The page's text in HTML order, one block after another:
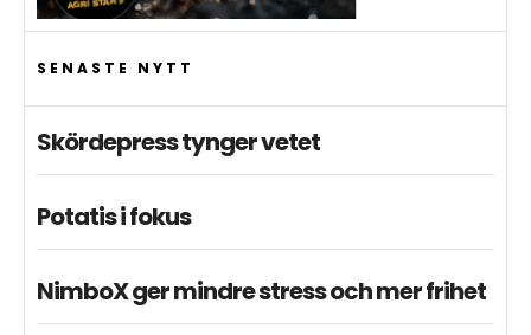
SENASTE NYTT
Skördepress tynger vetet
Potatis i fokus
NimboX ger mindre stress och mer frihet